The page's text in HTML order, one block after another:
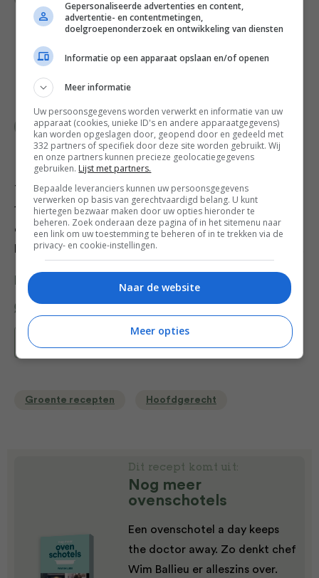
torentjes in de ovenschotel, waarbij je als het
ware de aubergine weer samenstelt en rijkelijk
sneetjes mozzarella. De bovenzijde van elk van
bestrooien met de hoisin.
Giet de warme passata naast de torentjes en
bak 35 à 40 minuten in de oven. Houd wat
sesam over voor de afwerking.
Tip: Je kunt de aubergines ook kruisgewijs insnijden en
15 minuten in de oven bakken (want dit is nu eenmaal
een ovenschotelboek), maar de gerookte smaak van
het grillen is een absolute meerwaarde voor dit recept.
Deel dit recept
Groente recepten Hoofdgerecht
Dit recept komt uit:
Nog meer
ovenschotels
Een ovenschotel a day keeps
the doctor away. Zo denkt chef
Wim Ballieu er alleszins over.
Gepersonaliseerde advertenties en content,
advertentie- en contentmetingen,
doelgroepenonderzoek en ontwikkeling van diensten
Informatie op een apparaat opslaan en/of openen
Meer informatie
Uw persoonsgegevens worden verwerkt en informatie van uw
apparaat (cookies, unieke ID's en andere apparaatgegevens)
kan worden opgeslagen door, geopend door en gedeeld met
332 partners of specifiek door deze site worden gebruikt. Wij
en onze partners kunnen precieze geolocatiegegevens
gebruiken. Lijst met partners.
Bepaalde leveranciers kunnen uw persoonsgegevens
verwerken op basis van gerechtvaardigd belang. U kunt
hiertegen bezwaar maken door uw opties hieronder te
beheren. Zoek onderaan deze pagina of in het sitemenu naar
een link om uw toestemming te beheren of in te trekken via de
privacy- en cookie-instellingen.
Naar de website
Meer opties